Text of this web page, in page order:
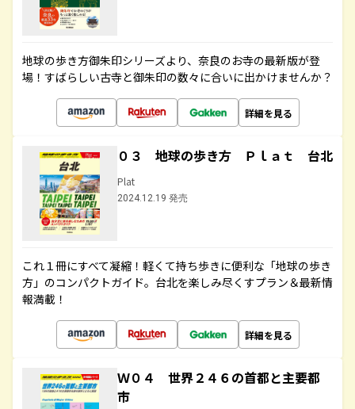
地球の歩き方御朱印シリーズより、奈良のお寺の最新版が登
場！すばらしい古寺と御朱印の数々に合いに出かけませんか？
詳細を見る
０３ 地球の歩き方 Ｐｌａｔ 台北
Plat
2024.12.19 発売
これ１冊にすべて凝縮！軽くて持ち歩きに便利な「地球の歩き
方」のコンパクトガイド。台北を楽しみ尽くすプラン＆最新情
報満載！
詳細を見る
Ｗ０４ 世界２４６の首都と主要都
市